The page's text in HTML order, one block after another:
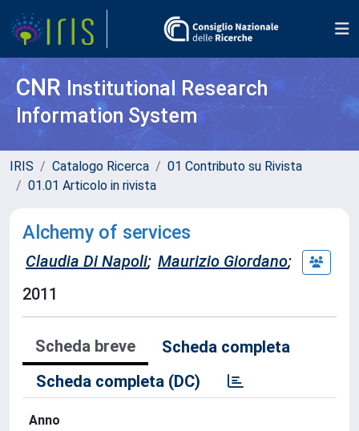
CNR Institutional Research
Information System
IRIS Catalogo Ricerca
01 Contributo su Rivista
01.01 Articolo in rivista
Alchemy of services
Claudia Di Napoli; Maurizio Giordano;
2011
Scheda breve
Scheda completa
Scheda completa (DC)
Anno